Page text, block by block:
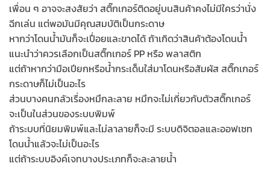
เพื่อน ๆ อาจจะสงสัยว่า สติ๊กเกอร์ติดอยู่บนสินค้าคงไม่มีใครว่านั่ง
ฉีกเล่น แต่พอมันมีคุณสมบัติเป็นกระดาษ
หากว่าโดนน้ำมันก็จะเปื่อยและขาดได้ ถ้าเกิดว่าสินค้าต้องโดนน้ำ
แนะนำว่าควรเลือกเป็นสติ๊กเกอร์ PP หรือ พลาสติก
แต่ถ้าหากว่ามือเปียกหรือน้ำกระเด็นใส่มาโดนหรือสัมผัส สติ๊กเกอร์
กระดาษก็ไม่เป็นอะไร
ส่วนบางคนกลัวเรื่องหมึกละลาย หมึกจะไม่เกี่ยวกับตัวสติ๊กเกอร์
จะเป็นในส่วนของระบบพิมพ์
ถ้าระบบที่นิยมพิมพ์และไม่ลาลายก็จะมี ระบบดิจิตอลและออฟเซท
โดนน้ำแล้วจะไม่เป็นอะไร
แต่ถ้าระบบอิงค์เจทบางประเภทก็จะละลายน้ำ